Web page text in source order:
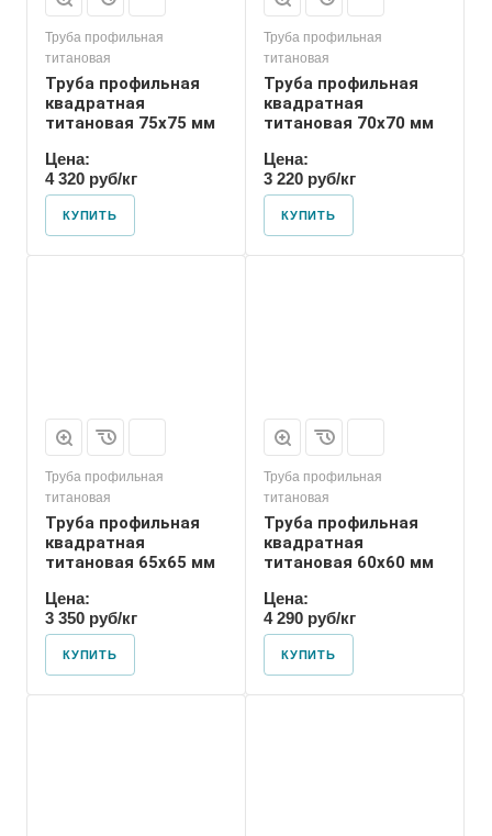
Труба профильная
титановая
Труба профильная
квадратная
титановая 75х75 мм
Цена:
4 320 руб/кг
КУПИТЬ
Труба профильная
титановая
Труба профильная
квадратная
титановая 70х70 мм
Цена:
3 220 руб/кг
КУПИТЬ
Труба профильная
титановая
Труба профильная
квадратная
титановая 65х65 мм
Цена:
3 350 руб/кг
КУПИТЬ
Труба профильная
титановая
Труба профильная
квадратная
титановая 60х60 мм
Цена:
4 290 руб/кг
КУПИТЬ